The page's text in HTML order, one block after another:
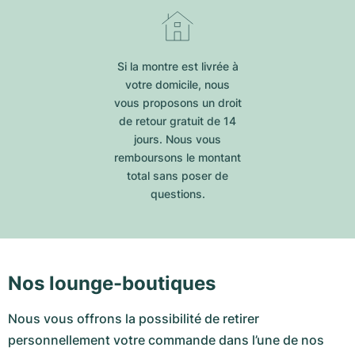
Si la montre est livrée à
votre domicile, nous
vous proposons un droit
de retour gratuit de 14
jours. Nous vous
remboursons le montant
total sans poser de
questions.
Nos lounge-boutiques
Nous vous offrons la possibilité de retirer
personnellement votre commande dans l’une de nos